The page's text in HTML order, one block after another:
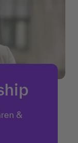
&